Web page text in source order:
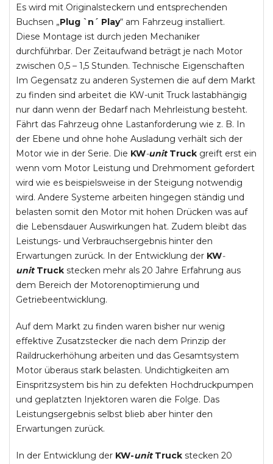
Es wird mit Originalsteckern und entsprechenden
Buchsen „Plug `n´ Play“ am Fahrzeug installiert.
Diese Montage ist durch jeden Mechaniker
durchführbar. Der Zeitaufwand beträgt je nach Motor
zwischen 0,5 – 1,5 Stunden. Technische Eigenschaften
Im Gegensatz zu anderen Systemen die auf dem Markt
zu finden sind arbeitet die KW-unit Truck lastabhängig
nur dann wenn der Bedarf nach Mehrleistung besteht.
Fährt das Fahrzeug ohne Lastanforderung wie z. B. In
der Ebene und ohne hohe Ausladung verhält sich der
Motor wie in der Serie. Die KW-unit Truck greift erst ein
wenn vom Motor Leistung und Drehmoment gefordert
wird wie es beispielsweise in der Steigung notwendig
wird. Andere Systeme arbeiten hingegen ständig und
belasten somit den Motor mit hohen Drücken was auf
die Lebensdauer Auswirkungen hat. Zudem bleibt das
Leistungs- und Verbrauchsergebnis hinter den
Erwartungen zurück. In der Entwicklung der KW-
unit Truck stecken mehr als 20 Jahre Erfahrung aus
dem Bereich der Motorenoptimierung und
Getriebeentwicklung.
Auf dem Markt zu finden waren bisher nur wenig
effektive Zusatzstecker die nach dem Prinzip der
Raildruckerhöhung arbeiten und das Gesamtsystem
Motor überaus stark belasten. Undichtigkeiten am
Einspritzsystem bis hin zu defekten Hochdruckpumpen
und geplatzten Injektoren waren die Folge. Das
Leistungsergebnis selbst blieb aber hinter den
Erwartungen zurück.
In der Entwicklung der KW-unitTruck stecken 20